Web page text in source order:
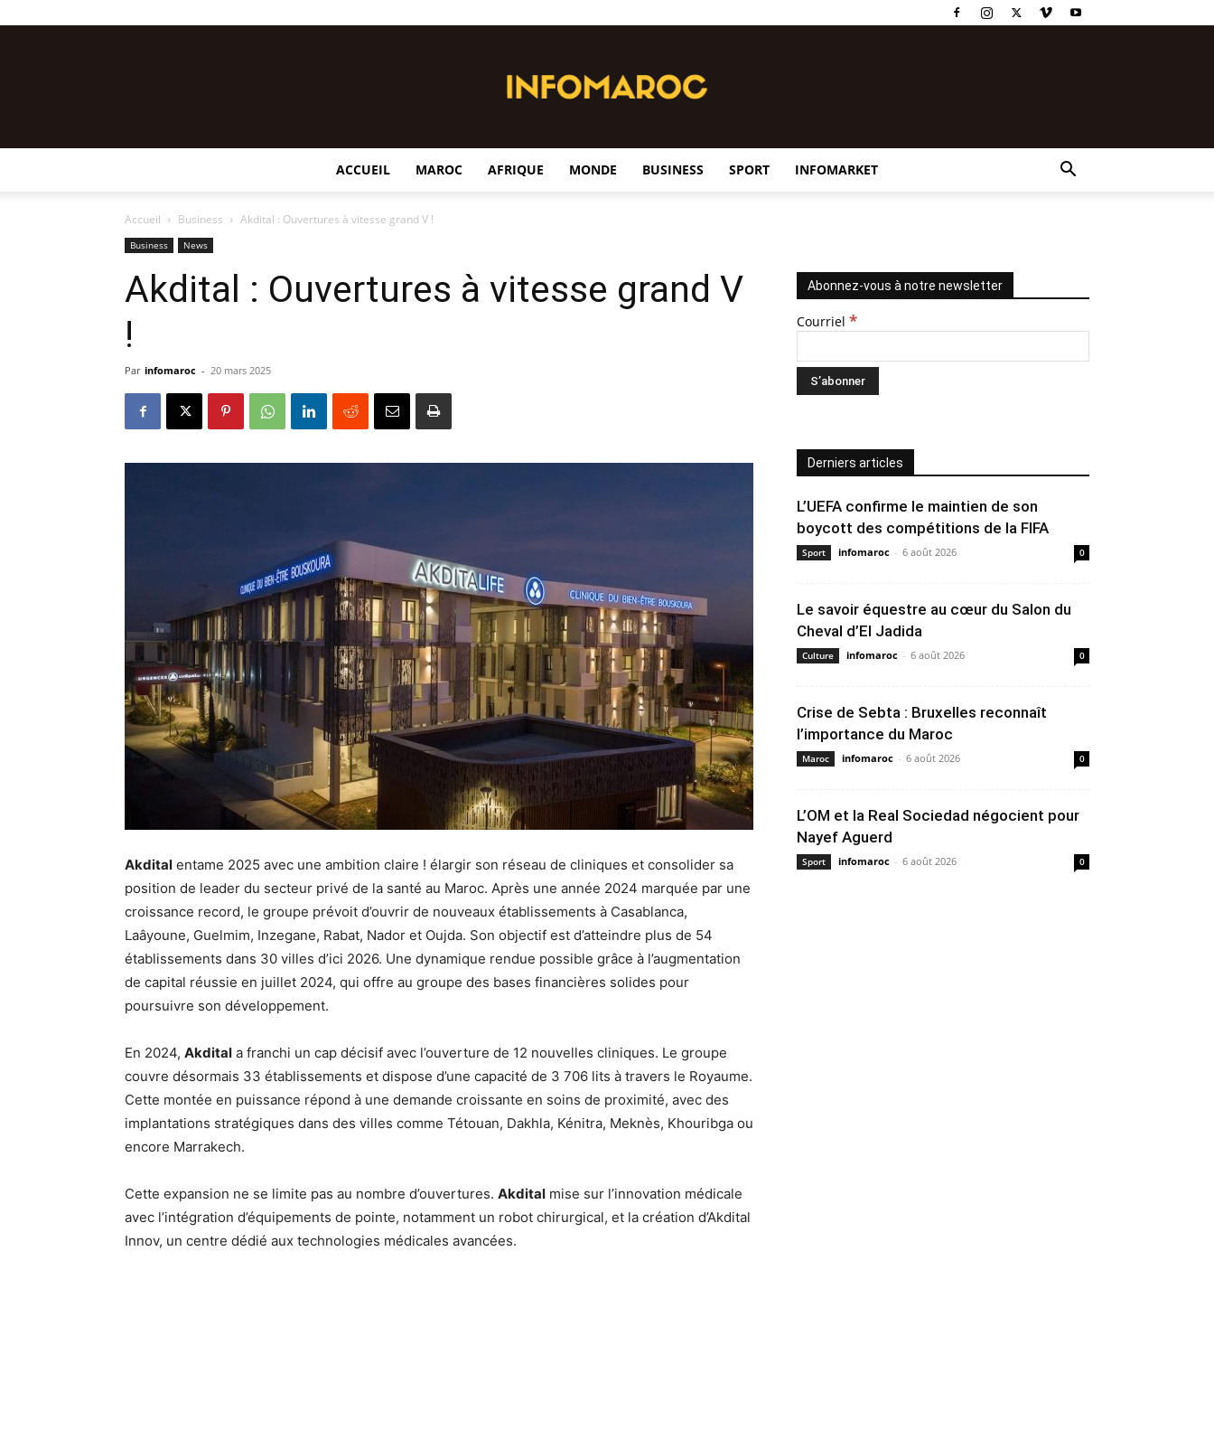
ACCUEIL MAROC AFRIQUE MONDE BUSINESS SPORT INFOMARKET
Accueil Business Akdital : Ouvertures à vitesse grand V !
Business News
Akdital : Ouvertures à vitesse grand V
!
Par infomaroc - 20 mars 2025
Akdital entame 2025 avec une ambition claire ! élargir son réseau de cliniques et consolider sa
position de leader du secteur privé de la santé au Maroc. Après une année 2024 marquée par une
croissance record, le groupe prévoit d’ouvrir de nouveaux établissements à Casablanca,
Laâyoune, Guelmim, Inzegane, Rabat, Nador et Oujda. Son objectif est d’atteindre plus de 54
établissements dans 30 villes d’ici 2026. Une dynamique rendue possible grâce à l’augmentation
de capital réussie en juillet 2024, qui offre au groupe des bases financières solides pour
poursuivre son développement.
En 2024, Akdital a franchi un cap décisif avec l’ouverture de 12 nouvelles cliniques. Le groupe
couvre désormais 33 établissements et dispose d’une capacité de 3 706 lits à travers le Royaume.
Cette montée en puissance répond à une demande croissante en soins de proximité, avec des
implantations stratégiques dans des villes comme Tétouan, Dakhla, Kénitra, Meknès, Khouribga ou
encore Marrakech.
Cette expansion ne se limite pas au nombre d’ouvertures. Akdital mise sur l’innovation médicale
avec l’intégration d’équipements de pointe, notamment un robot chirurgical, et la création d’Akdital
Innov, un centre dédié aux technologies médicales avancées.
Abonnez-vous à notre newsletter
Courriel *
Derniers articles
L’UEFA confirme le maintien de son
boycott des compétitions de la FIFA
Sport infomaroc - 6 août 2026 0
Le savoir équestre au cœur du Salon du
Cheval d’El Jadida
Culture infomaroc - 6 août 2026 0
Crise de Sebta : Bruxelles reconnaît
l’importance du Maroc
Maroc infomaroc - 6 août 2026 0
L’OM et la Real Sociedad négocient pour
Nayef Aguerd
Sport infomaroc - 6 août 2026 0